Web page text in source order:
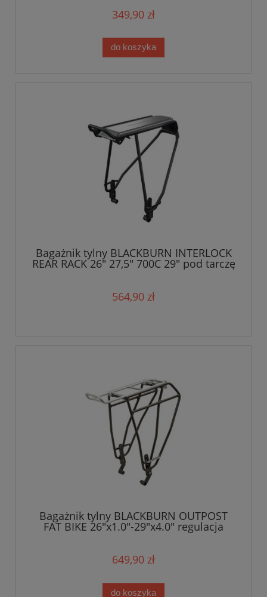
349,90 zł
do koszyka
Bagażnik tylny BLACKBURN INTERLOCK
REAR RACK 26" 27,5" 700C 29" pod tarczę
kluczyk do 20,5kg czarny
564,90 zł
Bagażnik tylny BLACKBURN OUTPOST
FAT BIKE 26"x1.0"-29"x4.0" regulacja
szerokości do 31,8kg grafitowy (NEW)
649,90 zł
do koszyka